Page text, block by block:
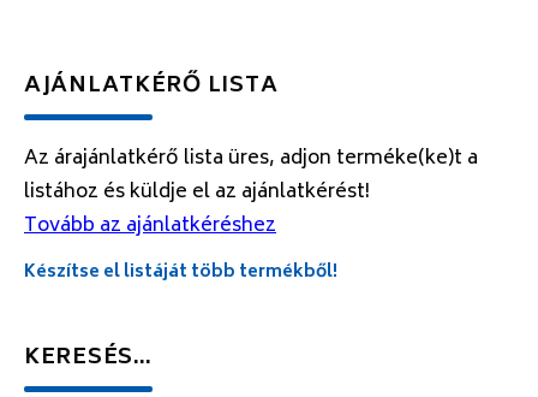
AJÁNLATKÉRŐ LISTA
Az árajánlatkérő lista üres, adjon terméke(ke)t a
listához és küldje el az ajánlatkérést!
Tovább az ajánlatkéréshez
Készítse el listáját több termékből!
KERESÉS…